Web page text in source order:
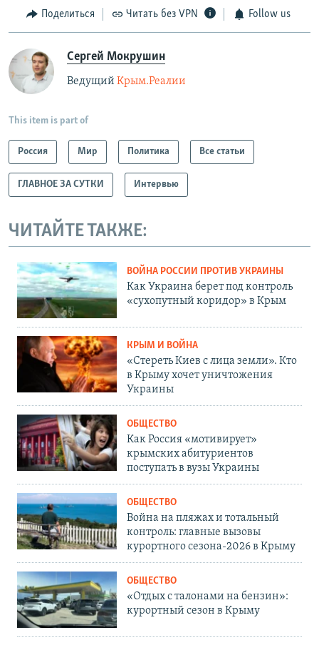
Поделиться Читать без VPN Follow us
Сергей Мокрушин
Ведущий Крым.Реалии
This item is part of
Россия Мир Политика Все статьи
ГЛАВНОЕ ЗА СУТКИ Интервью
ЧИТАЙТЕ ТАКЖЕ:
ВОЙНА РОССИИ ПРОТИВ УКРАИНЫ
Как Украина берет под контроль
«сухопутный коридор» в Крым
КРЫМ И ВОЙНА
«Стереть Киев с лица земли». Кто
в Крыму хочет уничтожения
Украины
ОБЩЕСТВО
Как Россия «мотивирует»
крымских абитуриентов
поступать в вузы Украины
ОБЩЕСТВО
Война на пляжах и тотальный
контроль: главные вызовы
курортного сезона-2026 в Крыму
ОБЩЕСТВО
«Отдых с талонами на бензин»:
курортный сезон в Крыму